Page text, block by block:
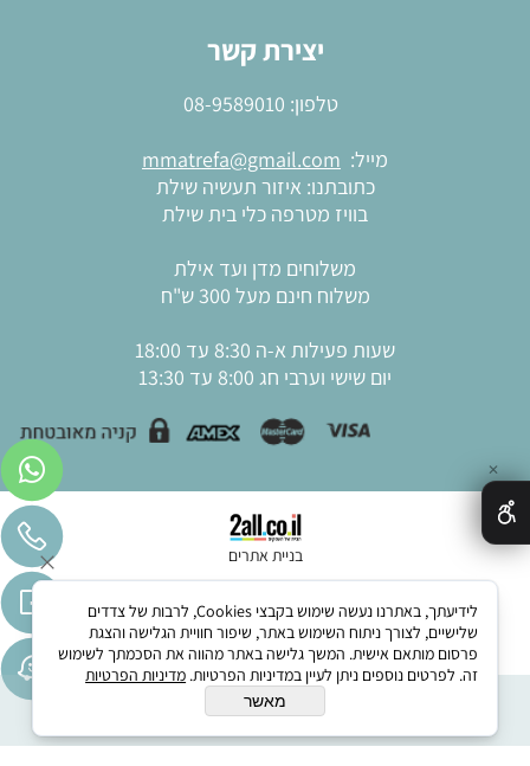
הוסף לסל
יצירת קשר
טלפון: 08-9589010
מייל: mmatrefa@gmail.com
כתובתנו: איזור תעשיה שילת
בוויז מטרפה כלי בית שילת
משלוחים מדן ועד אילת
משלוח חינם מעל 300 ש"ח
שעות פעילות א-ה 8:30 עד 18:00
יום שישי וערבי חג 8:00 עד 13:30
בניית אתרים
✕
לידיעתך, באתרנו נעשה שימוש בקבצי Cookies, לרבות של צדדים
שלישיים, לצורך ניתוח השימוש באתר, שיפור חוויית הגלישה והצגת
פרסום מותאם אישית. המשך גלישה באתר מהווה את הסכמתך לשימוש
זה. לפרטים נוספים ניתן לעיין במדיניות הפרטיות. מדיניות הפרטיות
מאשר